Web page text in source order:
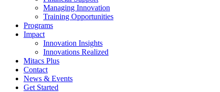
Managing Innovation
Training Opportunities
Programs
Impact
Innovation Insights
Innovations Realized
Mitacs Plus
Contact
News & Events
Get Started